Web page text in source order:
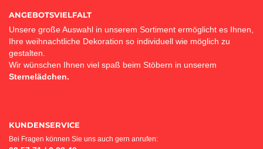
ANGEBOTSVIELFALT
Unsere große Auswahl in unserem Sortiment ermöglicht es Ihnen,
Ihre weihnachtliche Dekoration so individuell wie möglich zu
gestalten.
Wir wünschen Ihnen viel spaß beim Stöbern in unserem
Sternelädchen.
KUNDENSERVICE
Bei Fragen können Sie uns auch gern anrufen: